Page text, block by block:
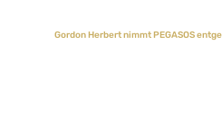
Gordon Herbert nimmt PEGASOS